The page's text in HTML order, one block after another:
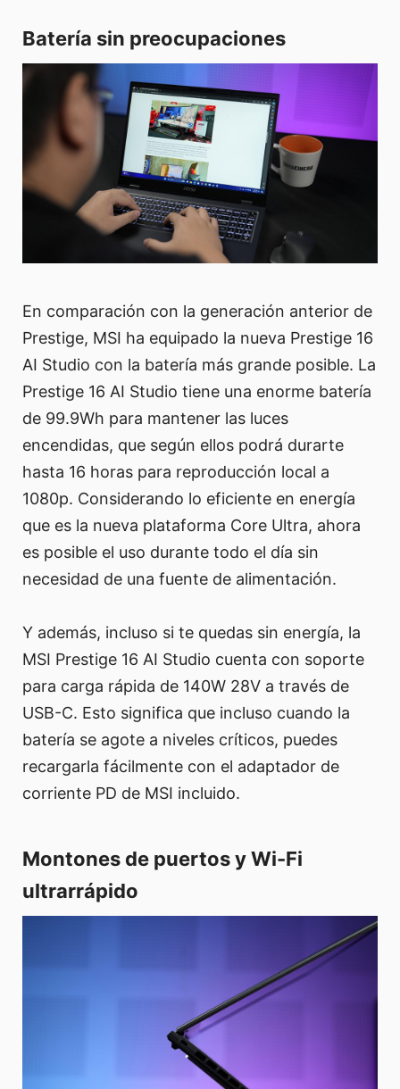
Batería sin preocupaciones
En comparación con la generación anterior de
Prestige, MSI ha equipado la nueva Prestige 16
AI Studio con la batería más grande posible. La
Prestige 16 AI Studio tiene una enorme batería
de 99.9Wh para mantener las luces
encendidas, que según ellos podrá durarte
hasta 16 horas para reproducción local a
1080p. Considerando lo eficiente en energía
que es la nueva plataforma Core Ultra, ahora
es posible el uso durante todo el día sin
necesidad de una fuente de alimentación.
Y además, incluso si te quedas sin energía, la
MSI Prestige 16 AI Studio cuenta con soporte
para carga rápida de 140W 28V a través de
USB-C. Esto significa que incluso cuando la
batería se agote a niveles críticos, puedes
recargarla fácilmente con el adaptador de
corriente PD de MSI incluido.
Montones de puertos y Wi-Fi
ultrarrápido